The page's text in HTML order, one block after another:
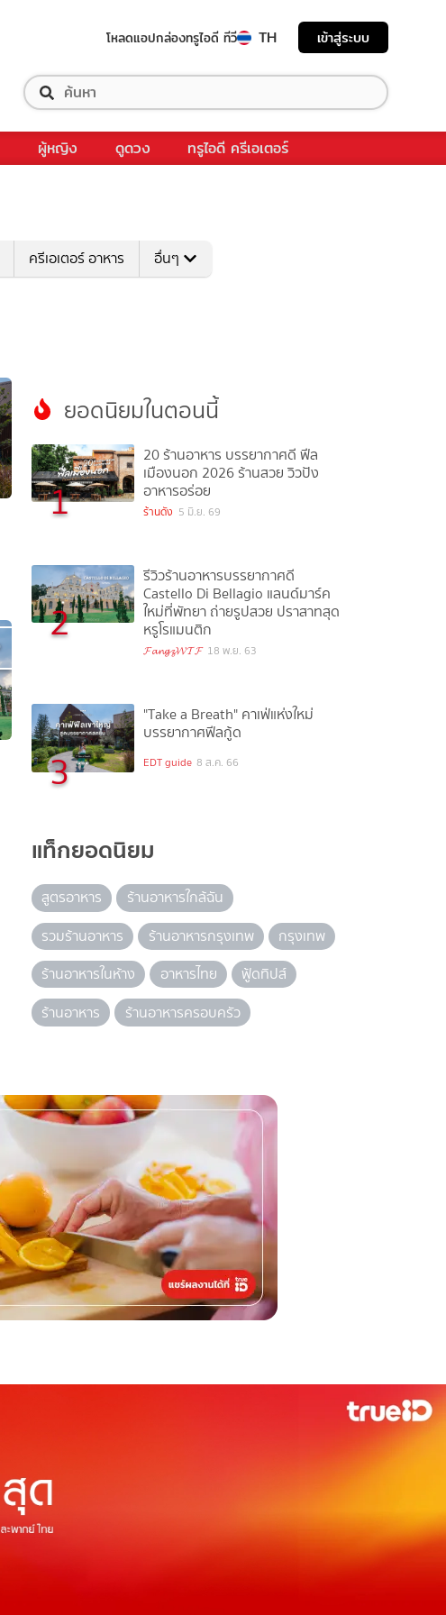
โหลดแอปกล่องทรูไอดี ทีวี TH เข้าสู่ระบบ
ผู้หญิง ดูดวง ทรูไอดี ครีเอเตอร์
ครีเอเตอร์ อาหาร อื่นๆ
ยอดนิยมในตอนนี้
1
20 ร้านอาหาร บรรยากาศดี ฟีล
เมืองนอก 2026 ร้านสวย วิวปัง
อาหารอร่อย
ร้านดัง 5 มิ.ย. 69
2
รีวิวร้านอาหารบรรยากาศดี
Castello Di Bellagio แลนด์มาร์ค
ใหม่ที่พัทยา ถ่ายรูปสวย ปราสาทสุด
หรูโรแมนติก
𝓕𝓪𝓷𝓰𝔃𝓦𝓣𝓕 18 พ.ย. 63
3
้"Take a Breath" คาเฟ่แห่งใหม่
บรรยากาศฟีลกู้ด
EDT guide 8 ส.ค. 66
แท็กยอดนิยม
สูตรอาหาร
ร้านอาหารใกล้ฉัน
รวมร้านอาหาร
ร้านอาหารกรุงเทพ
กรุงเทพ
ร้านอาหารในห้าง
อาหารไทย
ฟู้ดทิปส์
ร้านอาหาร
ร้านอาหารครอบครัว